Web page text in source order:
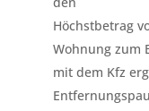
Höchstbetrag
Wohnung zum
mit dem Kfz